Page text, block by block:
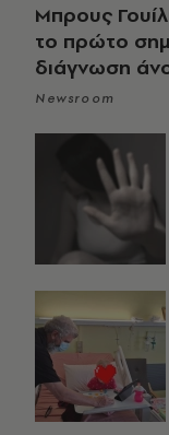
Μπρους
το πρώτο
διάγνωση
Newsroom